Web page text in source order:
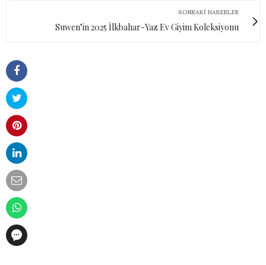
SONRAKI HABERLER
Suwen’in 2025 İlkbahar-Yaz Ev Giyim Koleksiyonu